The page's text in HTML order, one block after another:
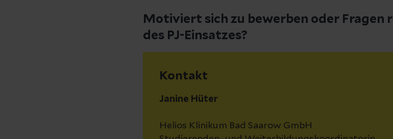
Motiviert sich zu bewerben oder Fragen
des PJ-Einsatzes?
Kontakt
Janine Hüter
Helios Klinikum Bad Saarow GmbH